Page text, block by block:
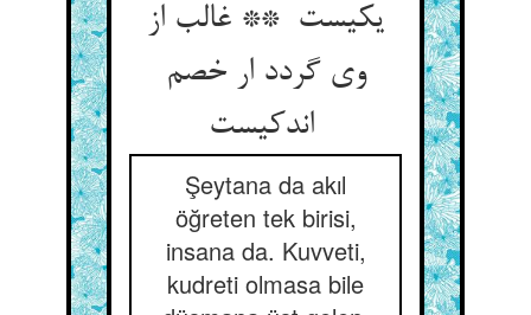
یکیست ** غالب از
وی گردد ار خصم
اندکیست
Şeytana da akıl
öğreten tek birisi,
insana da. Kuvveti,
kudreti olmasa bile